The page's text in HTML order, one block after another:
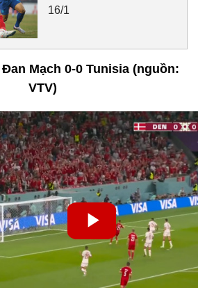
16/1
Mạch 0-0 Tunisia (nguồn:
VTV)